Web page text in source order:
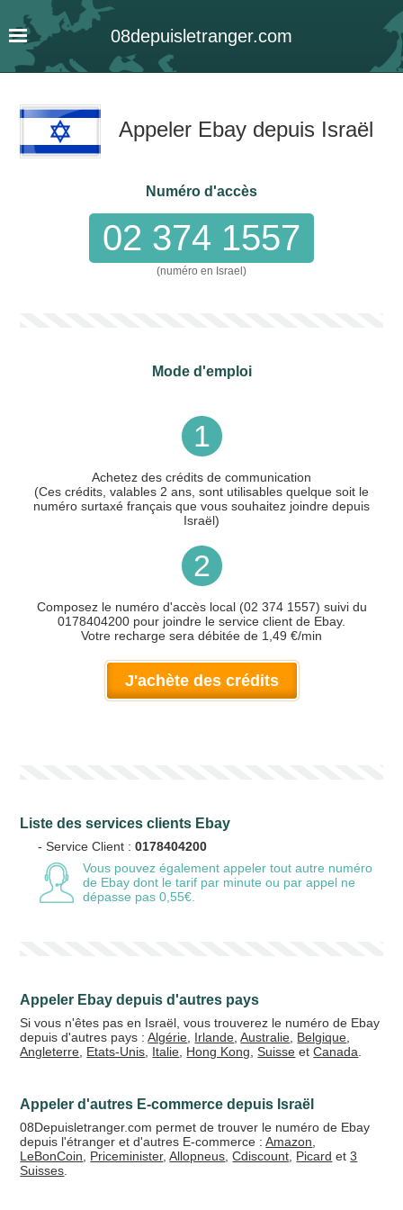
08depuisletranger.com
Appeler Ebay depuis Israël
Numéro d'accès
02 374 1557
(numéro en Israel)
Mode d'emploi
1
Achetez des crédits de communication
(Ces crédits, valables 2 ans, sont utilisables quelque soit le
numéro surtaxé français que vous souhaitez joindre depuis
Israël)
2
Composez le numéro d'accès local (02 374 1557) suivi du
0178404200 pour joindre le service client de Ebay.
Votre recharge sera débitée de 1,49 €/min
J'achète des crédits
Liste des services clients Ebay
- Service Client :0178404200
Vous pouvez également appeler tout autre numéro
de Ebay dont le tarif par minute ou par appel ne
dépasse pas 0,55€.
Appeler Ebay depuis d'autres pays
Si vous n'êtes pas en Israël, vous trouverez le numéro de Ebay
depuis d'autres pays :Algérie Irlande ,Australie Belgique
Angleterre Etats-Unis Italie Hong Kong ,Suisse etCanada
Appeler d'autres E-commerce depuis Israël
08Depuisletranger.com permet de trouver le numéro de Ebay
depuis l'étranger et d'autres E-commerce :Amazon
LeBonCoin
Priceminister,Allopneus ,Cdiscount Picard et3
Suisses